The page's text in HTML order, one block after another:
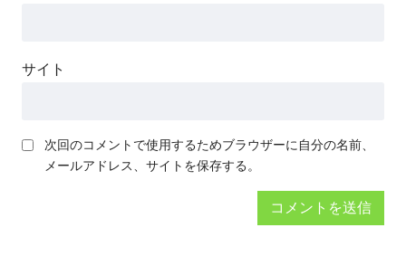
サイト
次回のコメントで使用するためブラウザーに自分の名前、
メールアドレス、サイトを保存する。